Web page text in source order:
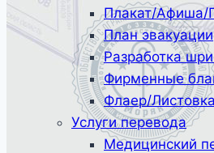
Плакат/Афиша/
План эвакуации
Разработка
Фирменные
Флаер/Листовка
Услуги перевода
Медицинский